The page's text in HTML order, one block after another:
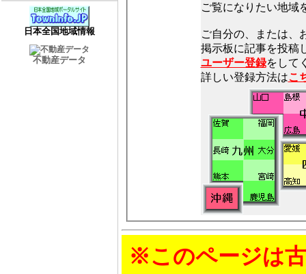
日本全国地域情報
不動産データ
ご覧になりたい地域
ご自分の、または、
ユーザー登録をして
詳しい登録方法はこ
※このページは